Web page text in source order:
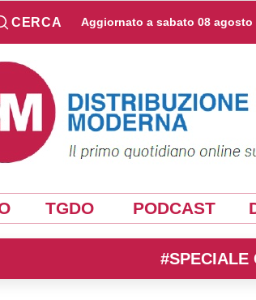
CERCA Aggiornato a sabato 08 agosto
TGDO PODCAST
#SPECIALE